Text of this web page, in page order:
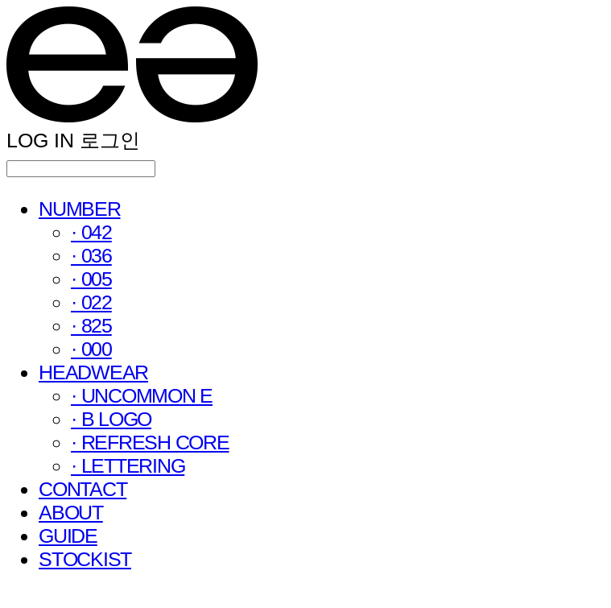
LOG IN 로그인
NUMBER
· 042
· 036
· 005
· 022
· 825
· 000
HEADWEAR
· UNCOMMON E
· B LOGO
· REFRESH CORE
· LETTERING
CONTACT
ABOUT
GUIDE
STOCKIST